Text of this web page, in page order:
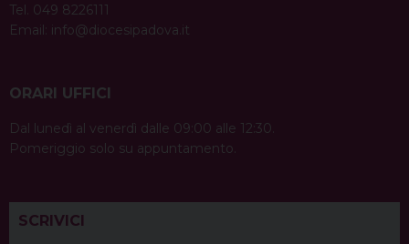
Tel. 049 8226111
Email: info@diocesipadova.it
ORARI UFFICI
Dal lunedì al venerdì dalle 09:00 alle 12:30.
Pomeriggio solo su appuntamento.
SCRIVICI